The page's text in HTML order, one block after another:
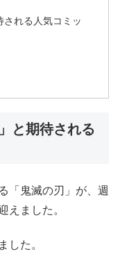
される人気コミッ
と期待される
「鬼滅の刃」が、週
えました。
した。